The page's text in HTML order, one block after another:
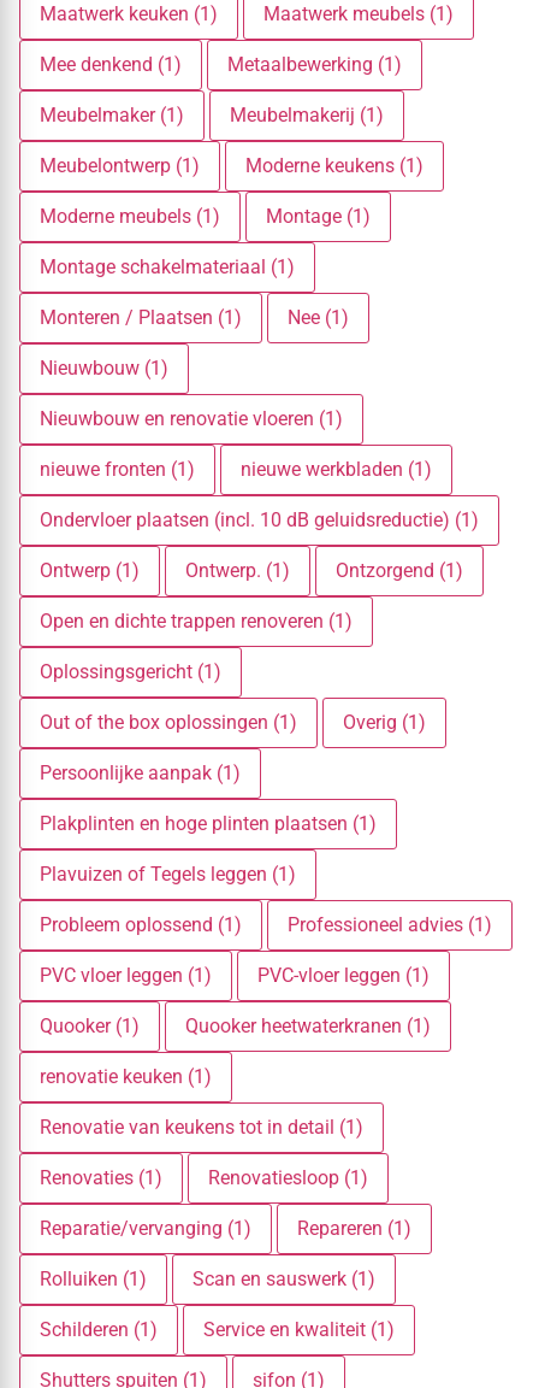
Maatwerk keuken (1) Maatwerk meubels (1)
Mee denkend (1) Metaalbewerking (1)
Meubelmaker (1) Meubelmakerij (1)
Meubelontwerp (1) Moderne keukens (1)
Moderne meubels (1) Montage (1)
Montage schakelmateriaal (1)
Monteren / Plaatsen (1) Nee (1)
Nieuwbouw (1)
Nieuwbouw en renovatie vloeren (1)
nieuwe fronten (1) nieuwe werkbladen (1)
Ondervloer plaatsen (incl. 10 dB geluidsreductie) (1)
Ontwerp (1) Ontwerp. (1) Ontzorgend (1)
Open en dichte trappen renoveren (1)
Oplossingsgericht (1)
Out of the box oplossingen (1) Overig (1)
Persoonlijke aanpak (1)
Plakplinten en hoge plinten plaatsen (1)
Plavuizen of Tegels leggen (1)
Probleem oplossend (1) Professioneel advies (1)
PVC vloer leggen (1) PVC-vloer leggen (1)
Quooker (1) Quooker heetwaterkranen (1)
renovatie keuken (1)
Renovatie van keukens tot in detail (1)
Renovaties (1) Renovatiesloop (1)
Reparatie/vervanging (1) Repareren (1)
Rolluiken (1) Scan en sauswerk (1)
Schilderen (1) Service en kwaliteit (1)
Shutters spuiten (1) sifon (1)